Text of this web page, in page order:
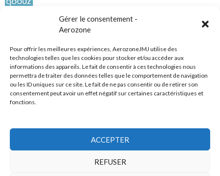
Gérer le consentement -
Aerozone
Pour offrir les meilleures expériences, AerozoneJMJ utilise des
technologies telles que les cookies pour stocker et/ou accéder aux
informations des appareils. Le fait de consentir à ces technologies nous
permettra de traiter des données telles que le comportement de navigation
ou les ID uniques sur ce site. Le fait de ne pas consentir ou de retirer son
consentement peut avoir un effet négatif sur certaines caractéristiques et
fonctions.
ACCEPTER
REFUSER
Réseaux sociaux
© Mars 2006-Août 2026